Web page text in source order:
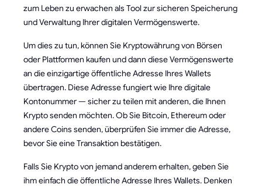
zum Leben zu erwachen als Tool zur sicheren Speicherung
und Verwaltung Ihrer digitalen Vermögenswerte.
Um dies zu tun, können Sie Kryptowährung von Börsen
oder Plattformen kaufen und dann diese Vermögenswerte
an die einzigartige öffentliche Adresse Ihres Wallets
übertragen. Diese Adresse fungiert wie Ihre digitale
Kontonummer — sicher zu teilen mit anderen, die Ihnen
Krypto senden möchten. Ob Sie Bitcoin, Ethereum oder
andere Coins senden, überprüfen Sie immer die Adresse,
bevor Sie eine Transaktion bestätigen.
Falls Sie Krypto von jemand anderem erhalten, geben Sie
ihm einfach die öffentliche Adresse Ihres Wallets. Denken